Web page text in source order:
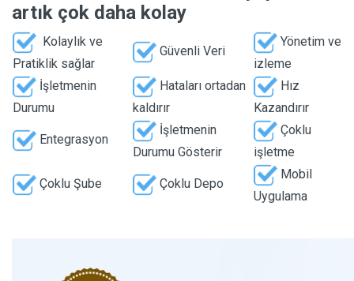
artık çok daha kolay
Kolaylık ve
Pratiklik sağlar
Güvenli Veri
Yönetim ve
izleme
İşletmenin
Durumu
Hataları ortadan
kaldırır
Hız
Kazandırır
Entegrasyon
İşletmenin
Durumu Gösterir
Çoklu
işletme
Çoklu Şube Çoklu Depo
Mobil
Uygulama